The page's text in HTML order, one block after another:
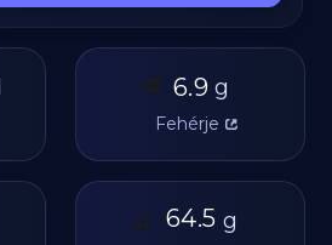
🥩 6.9 g
Fehérje
🫒 64.5 g